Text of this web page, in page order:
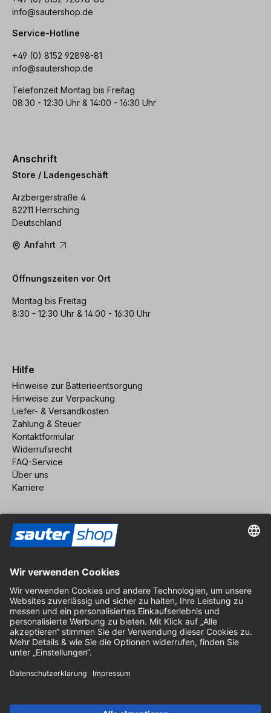
info@sautershop.de
Service-Hotline
+49 (0) 8152 92898-81
info@sautershop.de
Telefonzeit Montag bis Freitag
08:30 - 12:30 Uhr & 14:00 - 16:30 Uhr
Anschrift
Store / Ladengeschäft
Arzbergerstraße 4
82211 Herrsching
Deutschland
Anfahrt
Öffnungszeiten vor Ort
Montag bis Freitag
8:30 - 12:30 Uhr & 14:00 - 16:30 Uhr
Hilfe
Hinweise zur Batterieentsorgung
Hinweise zur Verpackung
Liefer- & Versandkosten
Zahlung & Steuer
Kontaktformular
Widerrufsrecht
FAQ-Service
Über uns
Karriere
Impressum
AGB
Datenschutz
Cookie-Einstellungen
© 2026 sauter GmbH
* kostenloser Versand ab 150 Euro Bestellwert innerhalb